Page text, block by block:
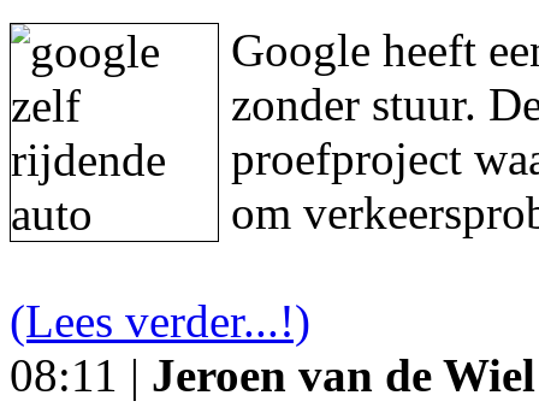
Google heeft
zonder stuur.
proefproject
om
(Lees verder...!)
08:11 | Jeroen van de Wiel